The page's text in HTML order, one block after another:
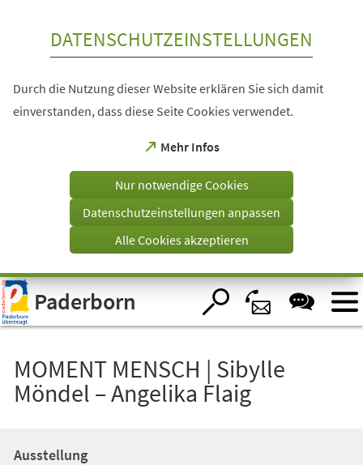
Visuelle
Assistenzsoftware
öffnen.
DATENSCHUTZEINSTELLUNGEN
Durch die Nutzung dieser Website erklären Sie sich damit
einverstanden, dass diese Seite Cookies verwendet.
Mehr Infos
(Öffnet
einem
Tab)
Nur notwendige Cookies
Datenschutzeinstellungen anpassen
Alle Cookies akzeptieren
Paderborn
MOMENT MENSCH | Sibylle
Möndel – Angelika Flaig
Ausstellung